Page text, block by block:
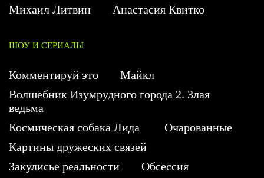
Михаил Литвин
Анастасия Квитко
ШОУ И СЕРИАЛЫ
Комментируй это
Майкл
Волшебник Изумрудного города 2. Злая
ведьма
Космическая собака Лида
Очарованные
Картины дружеских связей
Закулисье реальности
Обсессия